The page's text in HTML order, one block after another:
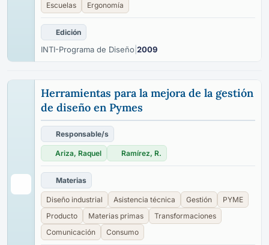
Escuelas
Ergonomía
Edición
INTI-Programa de Diseño 2009
Herramientas para la mejora de la gestión
de diseño en Pymes
Responsable/s
Ariza, Raquel Ramírez, R.
Materias
Diseño industrial Asistencia técnica Gestión
PYME
Producto
Materias primas
Transformaciones
Comunicación
Consumo